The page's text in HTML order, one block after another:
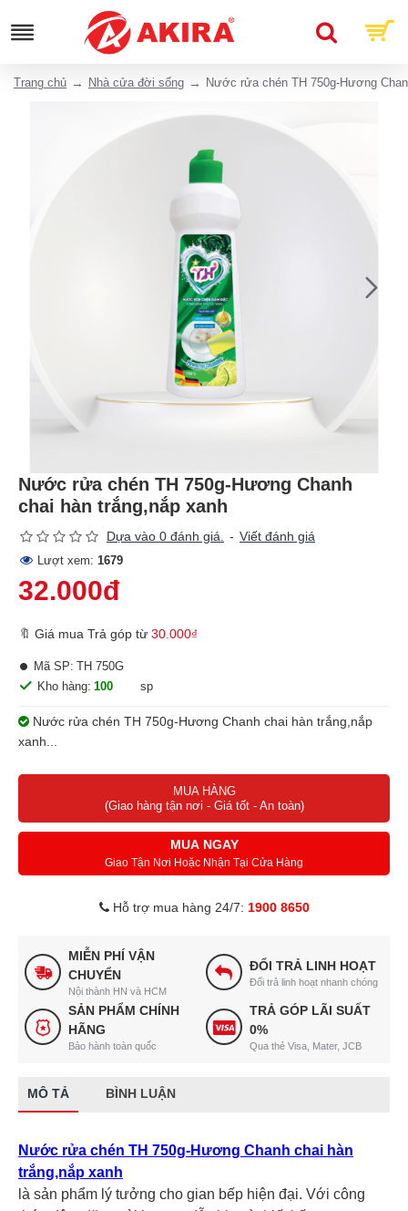
Trang chủ Nhà cửa đời sống Nước rửa chén TH 750g-Hương
Nước rửa chén TH 750g-Hương Chanh
chai hàn trắng,nắp xanh
Dựa vào 0 đánh giá. - Viết đánh giá
Lượt xem: 1679
32.000đ
🔖 Giá mua Trả góp từ 30.000₫
Kho hàng: 100 sp
Mã SP: TH 750G
Nước rửa chén TH 750g-Hương Chanh chai hàn trắng,nắp
xanh...
MUA HÀNG
(Giao hàng tận nơi - Giá tốt - An toàn)
MUA NGAY
Giao Tận Nơi Hoặc Nhận Tại Cửa Hàng
Hỗ trợ mua hàng 24/7: 1900 8650
MIỄN PHÍ VẬN
CHUYỂN
Nội thành HN và HCM
ĐỔI TRẢ LINH HOẠT
Đổi trả linh hoạt nhanh chóng
SẢN PHẨM CHÍNH
HÃNG
Bảo hành toàn quốc
TRẢ GÓP LÃI SUẤT
0%
Qua thẻ Visa, Mater, JCB
MÔ TẢ BÌNH LUẬN
Nước rửa chén TH 750g-Hương Chanh chai hàn
trắng,nắp xanh
là sản phẩm lý tưởng cho gian bếp hiện đại. Với công